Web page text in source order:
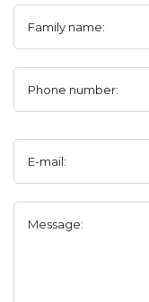
Family name:
Phone number:
E-mail:
Message: